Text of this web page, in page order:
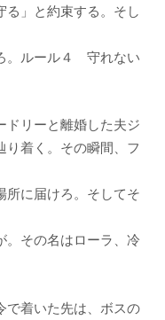
る」と約束する。そし
。ルール４ 守れない
リーと離婚した夫ジ
り着く。その瞬間、フ
所に届けろ。そしてそ
。その名はローラ、冷
着いた先は、ボスの